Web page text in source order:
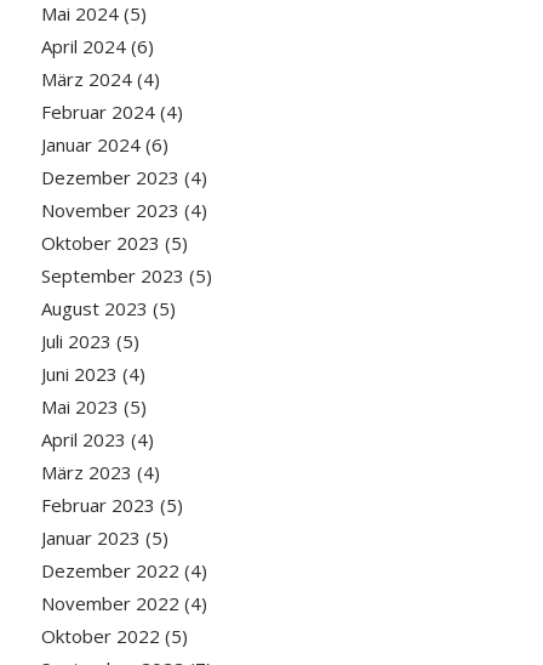
Mai 2024(5)
April 2024(6)
März 2024(4)
Februar 2024(4)
Januar 2024(6)
Dezember 2023 (4)
November 2023 (4)
Oktober 2023 (5)
September 2023 (5)
August 2023 (5)
Juli 2023 (5)
Juni 2023 (4)
Mai 2023 (5)
April 2023 (4)
März 2023 (4)
Februar 2023 (5)
Januar 2023 (5)
Dezember 2022 (4)
November 2022 (4)
Oktober 2022 (5)